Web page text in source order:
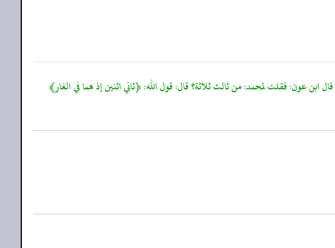
ابن عون: فقلت لمحمد: من ثالث ثلاثة؟ قال: قول الله: ﴿ثاني اثنين إذ هما في الغار﴾